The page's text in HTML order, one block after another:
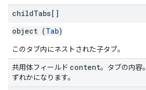
childTabs[]
object (Tab)
このタブ内にネストされた子タブ。
共用体フィールド content。タブの内容。
ずれかになります。